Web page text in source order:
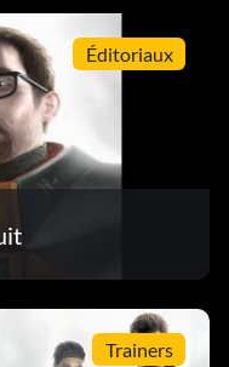
Éditoriaux
Trainers